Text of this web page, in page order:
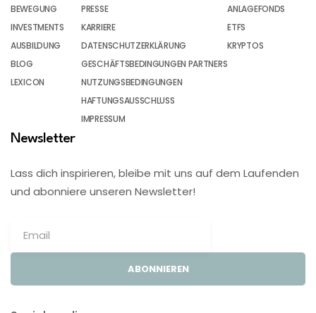
BEWEGUNG
INVESTMENTS
AUSBILDUNG
BLOG
LEXICON
PRESSE
KARRIERE
DATENSCHUTZERKLÄRUNG
GESCHÄFTSBEDINGUNGEN PARTNERS
NUTZUNGSBEDINGUNGEN
HAFTUNGSAUSSCHLUSS
IMPRESSUM
ANLAGEFONDS
ETFS
KRYPTOS
Newsletter
Lass dich inspirieren, bleibe mit uns auf dem Laufenden
und abonniere unseren Newsletter!
ABONNIEREN